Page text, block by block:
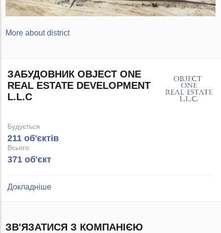
More about district
ЗАБУДОВНИК OBJECT ONE
REAL ESTATE DEVELOPMENT
L.L.C
Будується
211 об'єктів
Всього
371 об'єкт
Докладніше
ЗВ'ЯЗАТИСЯ З КОМПАНІЄЮ